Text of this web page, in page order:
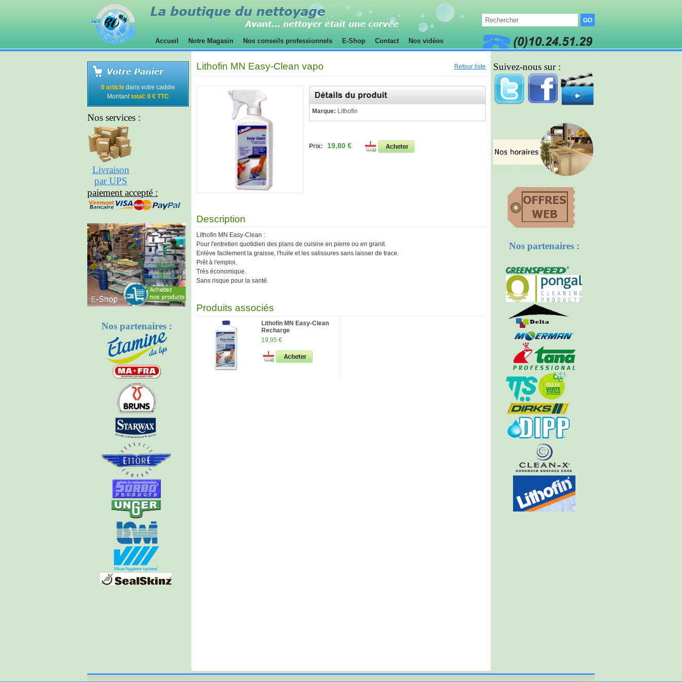
Accueil Notre Magasin Nos conseils professionnels E-Shop Contact Nos vidéos
0 article dans votre caddie
Montanttotal: 0 € TTC
Nos services :
Livraison
par UPS
paiement accepté :
Nos partenaires :
Lithofin MN Easy-Clean vapo Retour liste
Marque: Lithofin
Prix: 19,80 €
Description
Lithofin MN Easy-Clean :
Pour l'entretien quotidien des plans de cuisine en pierre ou en granit.
Enlève facilement la graisse, l'huile et les salissures sans laisser de trace.
Prêt à l'emploi.
Très économique.
Sans risque pour la santé.
Produits associés
Lithofin MN Easy-Clean
Recharge
19,95 €
Suivez-nous sur :
Nos partenaires :